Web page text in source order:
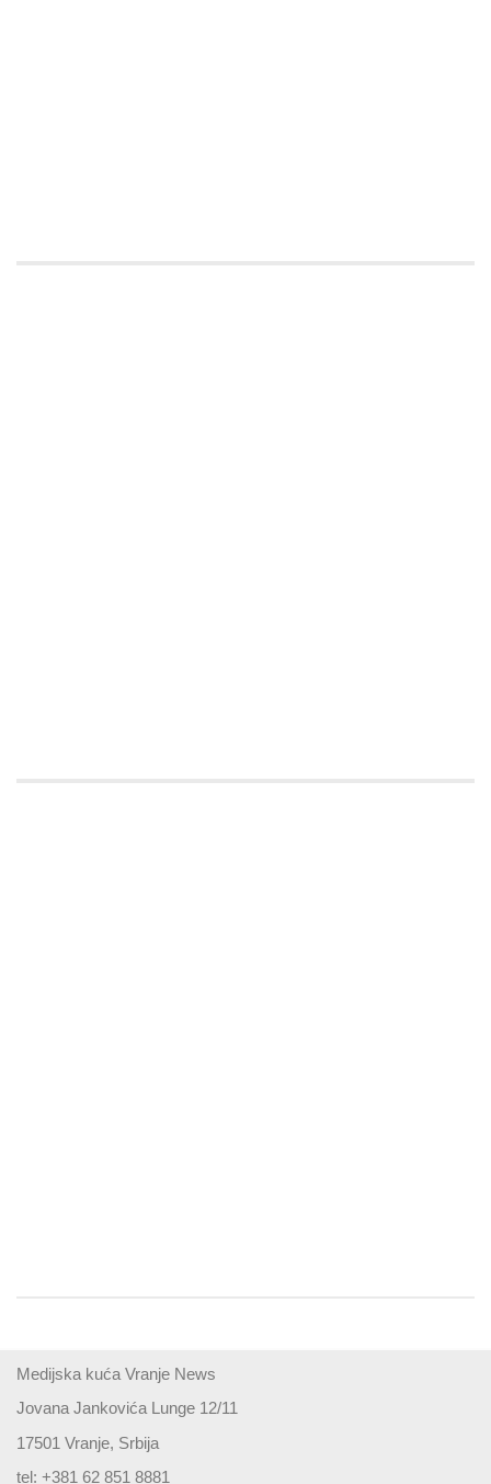
Medijska kuća Vranje News
Jovana Jankovića Lunge 12/11
17501 Vranje, Srbija
tel: +381 62 851 8881